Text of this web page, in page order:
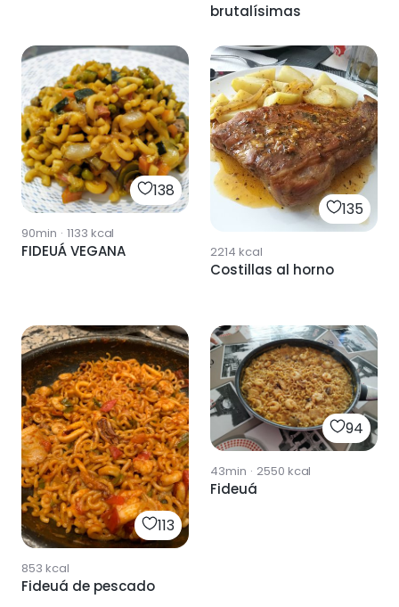
brutalísimas
138
90min · 1133 kcal
FIDEUÁ VEGANA
135
2214 kcal
Costillas al horno
113
853 kcal
Fideuá de pescado
94
43min · 2550 kcal
Fideuá